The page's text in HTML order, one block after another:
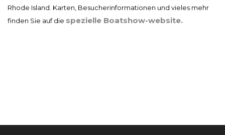
Rhode Island. Karten, Besucherinformationen und vieles mehr
finden Sie auf die spezielle Boatshow-website.